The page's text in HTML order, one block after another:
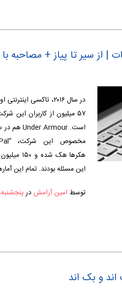
| از سیر تا پیاز + مصاحبه
۵۷ میلیون از کاربران این
هکرها هک
این مسئله بودند. تمام این
توسط امین آرامشدرپنجشنبه، ۲۵ بهمن
و بک اند